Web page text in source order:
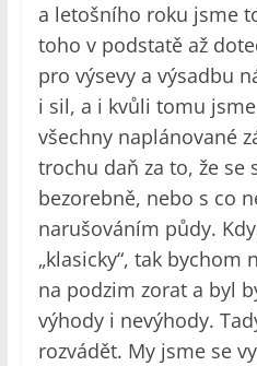
a letošního roku jsme
toho v podstatě až
pro výsevy a výsadbu
i sil, a i kvůli tomu
všechny naplánované
trochu daň za to, že se
bezorebně, nebo s co
narušováním půdy.
„klasicky“, tak bychom
na podzim zorat a byl
výhody i nevýhody.
rozvádět. My jsme se